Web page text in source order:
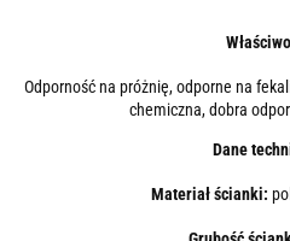
Odporność na próżnię, odporne na
chemiczna, dobra
Dane
Materiał ścianki: